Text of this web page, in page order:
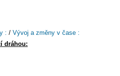
: / Vývoj a změny v čase :
dráhou: